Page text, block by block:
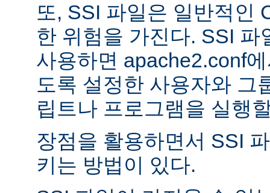
또, SSI 파일은 일반적인
한 위험을 가진다. SSI 파
사용하면 apache2.conf
도록 설정한 사용자와 그
립트나 프로그램을 실행
장점을 활용하면서 SSI
키는 방법이 있다.